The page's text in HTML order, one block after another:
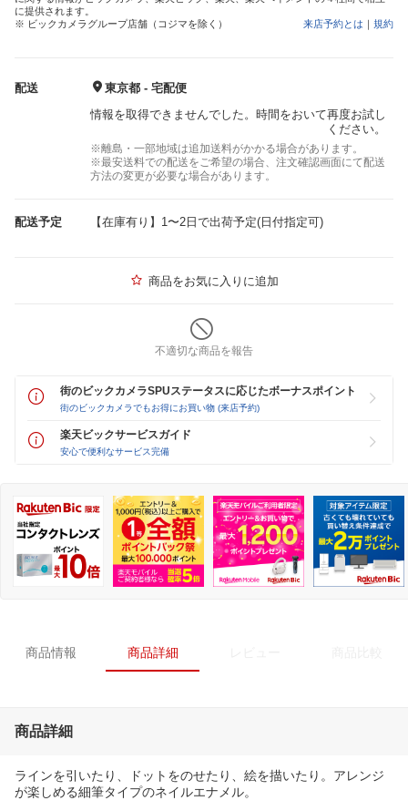
に提供されます。
※ ビックカメラグループ店舗（コジマを除く）
来店予約とは ｜ 規約
配送
東京都 - 宅配便
情報を取得できませんでした。時間をおいて再度お試し
ください。
※離島・一部地域は追加送料がかかる場合があります。
※最安送料での配送をご希望の場合、注文確認画面にて配送
方法の変更が必要な場合があります。
配送予定 【在庫有り】1〜2日で出荷予定(日付指定可)
商品をお気に入りに追加
不適切な商品を報告
街のビックカメラSPUステータスに応じたボーナスポイント
街のビックカメラでもお得にお買い物 (来店予約)
楽天ビックサービスガイド
安心で便利なサービス完備
商品情報 商品詳細
商品詳細
ラインを引いたり、ドットをのせたり、絵を描いたり。アレンジ
が楽しめる細筆タイプのネイルエナメル。